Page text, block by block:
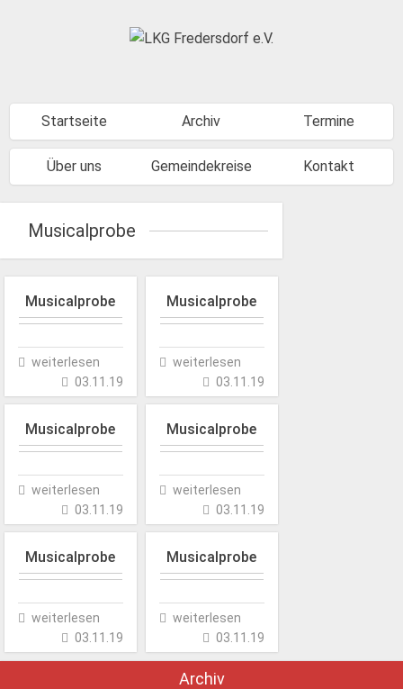
Startseite Archiv Termine
Über uns Gemeindekreise Kontakt
Musicalprobe
Musicalprobe
weiterlesen
03.11.19
Musicalprobe
weiterlesen
03.11.19
Musicalprobe
weiterlesen
03.11.19
Musicalprobe
weiterlesen
03.11.19
Musicalprobe
weiterlesen
03.11.19
Musicalprobe
weiterlesen
03.11.19
Archiv